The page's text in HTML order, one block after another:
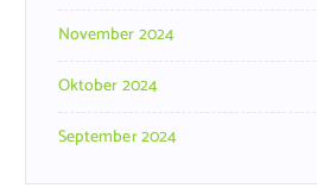
November 2024
Oktober 2024
September 2024